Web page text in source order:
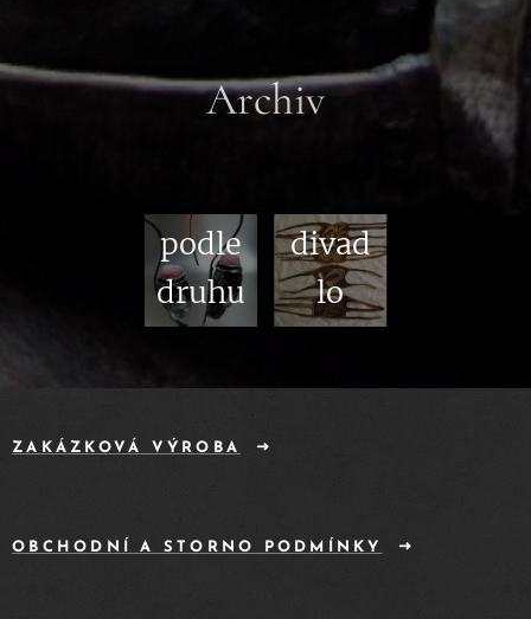
Archiv
podle
druhu
divad
lo
ZAKÁZKOVÁ VÝROBA
OBCHODNÍ A STORNO PODMÍNKY